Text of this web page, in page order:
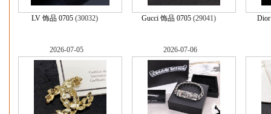
LV 饰品 0705 (30032) Gucci 饰品 0705(29041)
2026-07-05 2026-07-06